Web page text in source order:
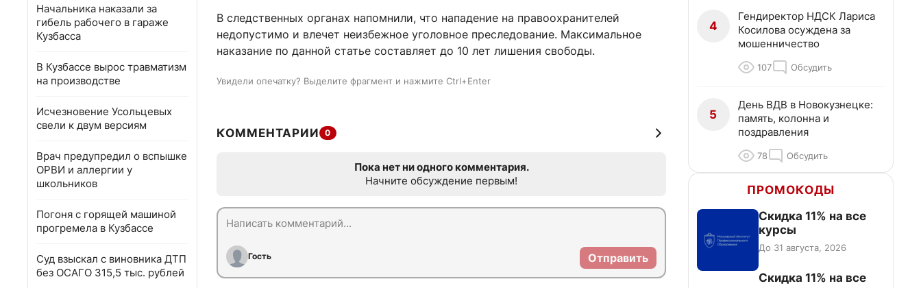
Начальника наказали за
гибель рабочего в гараже
Кузбасса
В Кузбассе вырос травматизм
на производстве
Исчезновение Усольцевых
свели к двум версиям
Врач предупредил о вспышке
ОРВИ и аллергии у
школьников
Погоня с горящей машиной
прогремела в Кузбассе
Суд взыскал с виновника ДТП
без ОСАГО 315,5 тыс. рублей
В следственных органах напомнили, что нападение на правоохранителей
недопустимо и влечет неизбежное уголовное преследование. Максимальное
наказание по данной статье составляет до 10 лет лишения свободы.
Увидели опечатку? Выделите фрагмент и нажмите Ctrl+Enter
КОММЕНТАРИИ 0
Пока нет ни одного комментария.
Начните обсуждение первым!
Гость Отправить
4
Гендиректор НДСК Лариса
Косилова осуждена за
мошенничество
107 Обсудить
5
День ВДВ в Новокузнецке:
память, колонна и
поздравления
78 Обсудить
ПРОМОКОДЫ
Скидка 11% на все
курсы
До 31 августа, 2026
Скидка 11% на все